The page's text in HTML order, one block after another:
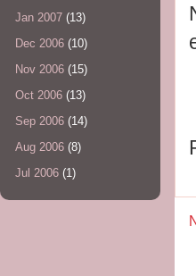
Jan 2007 (13)
Dec 2006 (10)
Nov 2006 (15)
Oct 2006 (13)
Sep 2006 (14)
Aug 2006 (8)
Jul 2006 (1)